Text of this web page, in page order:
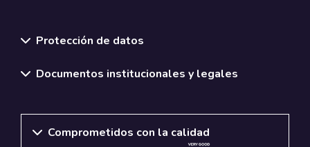
Protección de datos
Documentos institucionales y legales
Comprometidos con la calidad